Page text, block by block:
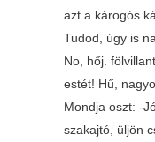
azt a károgós
Tudod, úgy is
No, hőj.
estét! Hű,
Mondja oszt: -
szakajtó, üljön